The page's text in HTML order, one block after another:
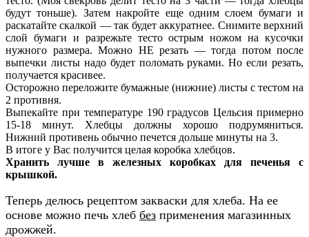
будут тоньше). Затем накройте еще одним слоем бумаги и
раскатайте скалкой — так будет аккуратнее. Снимите верхний
слой бумаги и разрежьте тесто острым ножом на кусочки
нужного размера. Можно НЕ резать — тогда потом после
выпечки листы надо будет поломать руками. Но если резать,
получается красивее.
Осторожно переложите бумажные (нижние) листы с тестом на
2 противня.
Выпекайте при температуре 190 градусов Цельсия примерно
15-18 минут. Хлебцы должны хорошо подрумяниться.
Нижний противень обычно печется дольше минуты на 3.
В итоге у Вас получится целая коробка хлебцов.
Хранить лучше в железных коробках для печенья с
крышкой.
Теперь делюсь рецептом закваски для хлеба. На ее
основе можно печь хлеб без применения магазинных
дрожжей.